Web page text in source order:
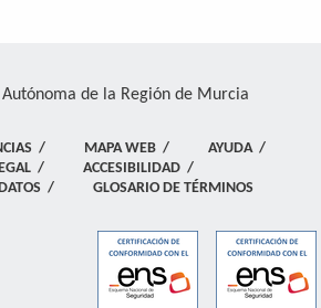
de la Región de Murcia
/ MAPA WEB / AYUDA/
/ ACCESIBILIDAD/
/ GLOSARIO DE TÉRMINOS